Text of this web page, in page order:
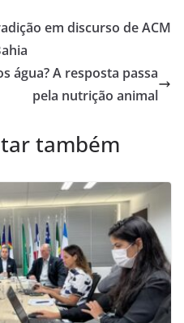
em discurso de ACM
água? A resposta passa
pela nutrição animal
também